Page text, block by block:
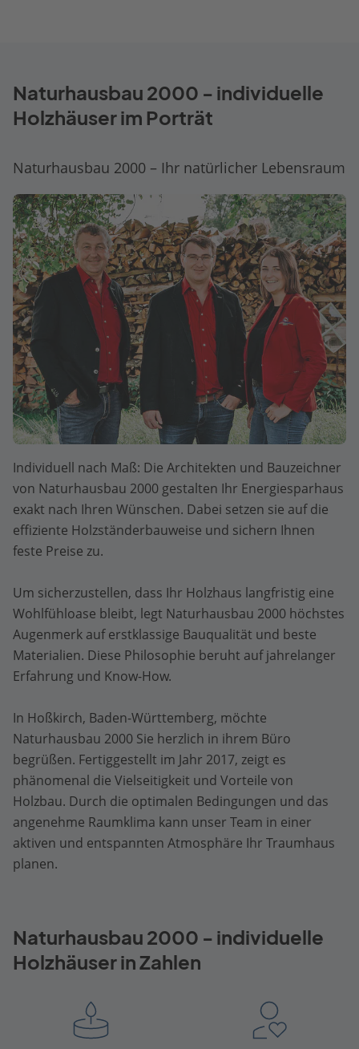
Naturhausbau 2000 - individuelle
Holzhäuser im Porträt
Naturhausbau 2000 – Ihr natürlicher Lebensraum
Individuell nach Maß: Die Architekten und Bauzeichner
von Naturhausbau 2000 gestalten Ihr Energiesparhaus
exakt nach Ihren Wünschen. Dabei setzen sie auf die
effiziente Holzständerbauweise und sichern Ihnen
feste Preise zu.
Um sicherzustellen, dass Ihr Holzhaus langfristig eine
Wohlfühloase bleibt, legt Naturhausbau 2000 höchstes
Augenmerk auf erstklassige Bauqualität und beste
Materialien. Diese Philosophie beruht auf jahrelanger
Erfahrung und Know-How.
In Hoßkirch, Baden-Württemberg, möchte
Naturhausbau 2000 Sie herzlich in ihrem Büro
begrüßen. Fertiggestellt im Jahr 2017, zeigt es
phänomenal die Vielseitigkeit und Vorteile von
Holzbau. Durch die optimalen Bedingungen und das
angenehme Raumklima kann unser Team in einer
aktiven und entspannten Atmosphäre Ihr Traumhaus
planen.
Naturhausbau 2000 - individuelle
Holzhäuser in Zahlen